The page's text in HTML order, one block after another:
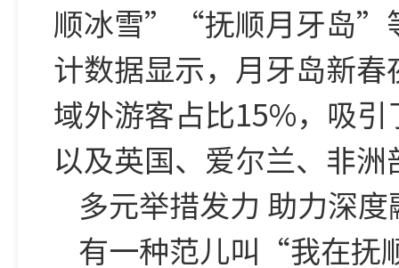
顺冰雪”“抚顺月牙岛”
计数据显示， 月牙岛新
域外游客占比15%，吸
以及英国、爱尔兰、非
多元举措发力 助力深度
有一种范儿叫“我在